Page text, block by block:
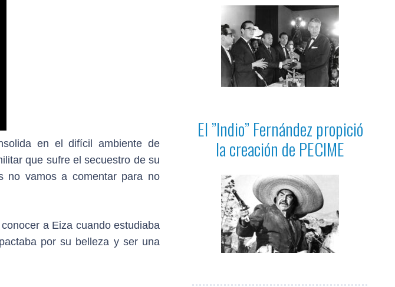
en el difícil ambiente de
que sufre el secuestro de su
no vamos a comentar para no
a Eiza cuando estudiaba
por su belleza y ser una
El ”Indio” Fernández propició
la creación de PECIME